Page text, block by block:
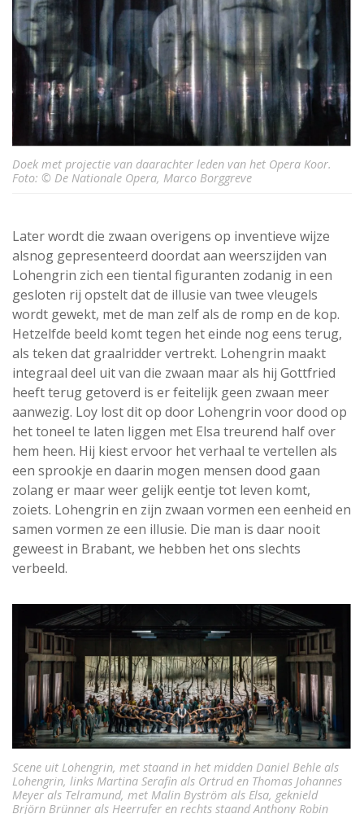
Doek met projectie van daarachter leden van het Opera Koor.
Foto: © De Nationale Opera, Marco Borggreve
Later wordt die zwaan overigens op inventieve wijze
alsnog gepresenteerd doordat aan weerszijden van
Lohengrin zich een tiental figuranten zodanig in een
gesloten rij opstelt dat de illusie van twee vleugels
wordt gewekt, met de man zelf als de romp en de kop.
Hetzelfde beeld komt tegen het einde nog eens terug,
als teken dat graalridder vertrekt. Lohengrin maakt
integraal deel uit van die zwaan maar als hij Gottfried
heeft terug getoverd is er feitelijk geen zwaan meer
aanwezig. Loy lost dit op door Lohengrin voor dood op
het toneel te laten liggen met Elsa treurend half over
hem heen. Hij kiest ervoor het verhaal te vertellen als
een sprookje en daarin mogen mensen dood gaan
zolang er maar weer gelijk eentje tot leven komt,
zoiets. Lohengrin en zijn zwaan vormen een eenheid en
samen vormen ze een illusie. Die man is daar nooit
geweest in Brabant, we hebben het ons slechts
verbeeld.
Scene uit Lohengrin, met staand in het midden Daniel Behle als
Lohengrin, links Martina Serafin als Ortrud en Thomas Johannes
Meyer als Telramund, met Malin Byström als Elsa, geknield
Brjörn Brünner als Heerrufer en rechts staand Anthony Robin